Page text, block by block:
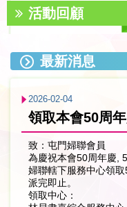
活動回顧
最新消息
2026-02-04
領取本會50周
致：屯門婦聯會員
為慶祝本會50周年慶,
婦聯轄下服務中心領
派完即止。
領取中心：